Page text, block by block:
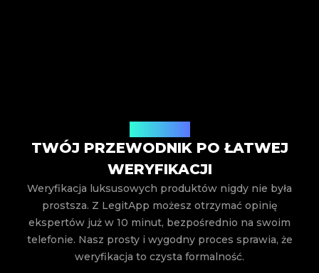
TWÓJ PRZEWODNIK PO ŁATWEJ
WERYFIKACJI
Weryfikacja luksusowych produktów nigdy nie była
prostsza. Z LegitApp możesz otrzymać opinię
ekspertów już w 10 minut, bezpośrednio na swoim
telefonie. Nasz prosty i wygodny proces sprawia, że
weryfikacja to czysta formalność.